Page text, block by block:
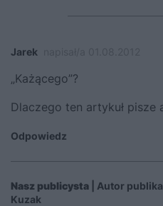
Jarek
„Każącego”?
Dlaczego ten artykuł pisze
Odpowiedz
Nasz publicysta | Autor
Kuzak